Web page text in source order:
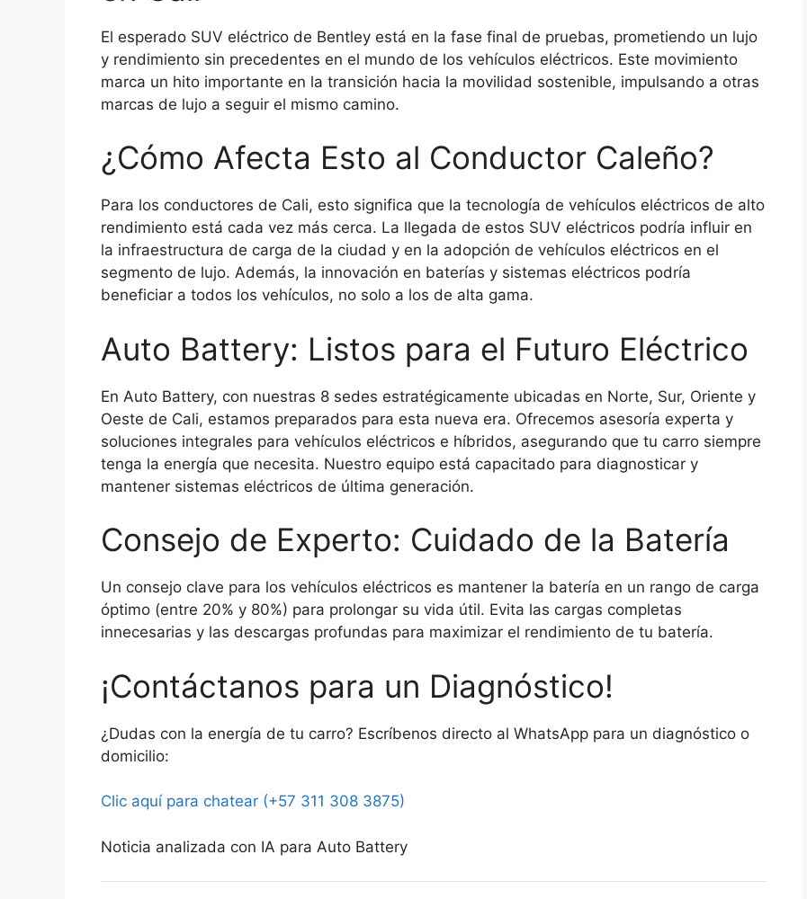
El esperado SUV eléctrico de Bentley está en la fase final de pruebas, prometiendo un lujo
y rendimiento sin precedentes en el mundo de los vehículos eléctricos. Este movimiento
marca un hito importante en la transición hacia la movilidad sostenible, impulsando a otras
marcas de lujo a seguir el mismo camino.
¿Cómo Afecta Esto al Conductor Caleño?
Para los conductores de Cali, esto significa que la tecnología de vehículos eléctricos de alto
rendimiento está cada vez más cerca. La llegada de estos SUV eléctricos podría influir en
la infraestructura de carga de la ciudad y en la adopción de vehículos eléctricos en el
segmento de lujo. Además, la innovación en baterías y sistemas eléctricos podría
beneficiar a todos los vehículos, no solo a los de alta gama.
Auto Battery: Listos para el Futuro Eléctrico
En Auto Battery, con nuestras 8 sedes estratégicamente ubicadas en Norte, Sur, Oriente y
Oeste de Cali, estamos preparados para esta nueva era. Ofrecemos asesoría experta y
soluciones integrales para vehículos eléctricos e híbridos, asegurando que tu carro siempre
tenga la energía que necesita. Nuestro equipo está capacitado para diagnosticar y
mantener sistemas eléctricos de última generación.
Consejo de Experto: Cuidado de la Batería
Un consejo clave para los vehículos eléctricos es mantener la batería en un rango de carga
óptimo (entre 20% y 80%) para prolongar su vida útil. Evita las cargas completas
innecesarias y las descargas profundas para maximizar el rendimiento de tu batería.
¡Contáctanos para un Diagnóstico!
¿Dudas con la energía de tu carro? Escríbenos directo al WhatsApp para un diagnóstico o
domicilio:
Clic aquí para chatear (+57 311 308 3875)
Noticia analizada con IA para Auto Battery